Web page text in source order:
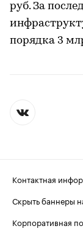
руб. За
порядка 3
Контактная
Скрыть баннеры
Корпоративная